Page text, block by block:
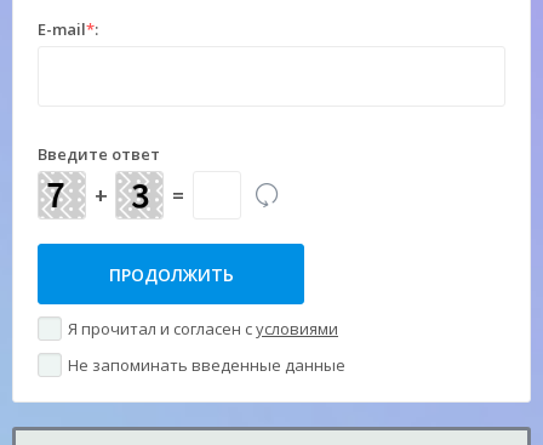
E-mail*:
Введите ответ
+ =
Я прочитал и согласен сусловиями
Не запоминать введенные данные